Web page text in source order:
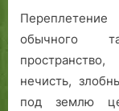
обычного
нечисть,
под землю